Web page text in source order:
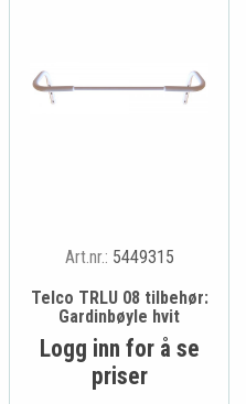
Art.nr.: 5449315
Telco TRLU 08 tilbehør:
Gardinbøyle hvit
Logg inn for å se
priser